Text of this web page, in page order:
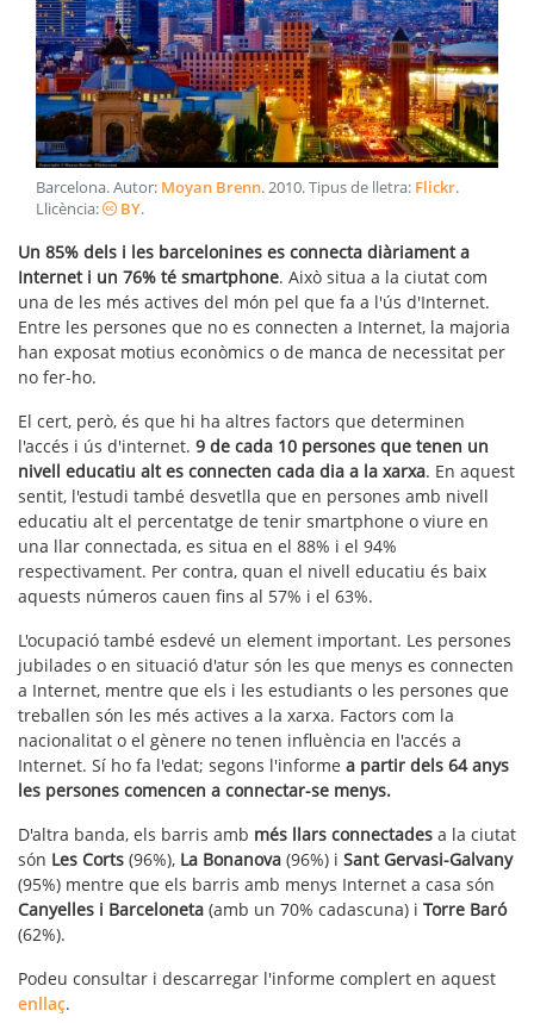
Barcelona. Autor: Moyan Brenn.2010. Tipus de lletra: Flickr.
Llicència:
BY.
Un 85% dels i les barcelonines es connecta diàriament a
Internet i un 76% té smartphone. Això situa a la ciutat com
una de les més actives del món pel que fa a l'ús d'Internet.
Entre les persones que no es connecten a Internet, la majoria
han exposat motius econòmics o de manca de necessitat per
no fer-ho.
El cert, però, és que hi ha altres factors que determinen
l'accés i ús d'internet. 9 de cada 10 persones que tenen un
nivell educatiu alt es connecten cada dia a la xarxa. En aquest
sentit, l'estudi també desvetlla que en persones amb nivell
educatiu alt el percentatge de tenir smartphone o viure en
una llar connectada, es situa en el 88% i el 94%
respectivament. Per contra, quan el nivell educatiu és baix
aquests números cauen fins al 57% i el 63%.
L'ocupació també esdevé un element important. Les persones
jubilades o en situació d'atur són les que menys es connecten
a Internet, mentre que els i les estudiants o les persones que
treballen són les més actives a la xarxa. Factors com la
nacionalitat o el gènere no tenen influència en l'accés a
Internet. Sí ho fa l'edat; segons l'informe a partir dels 64 anys
les persones comencen a connectar-se menys.
D'altra banda, els barris amb més llars connectades a la ciutat
són Les Corts (96%), La Bonanova (96%) i Sant Gervasi-Galvany
(95%) mentre que els barris amb menys Internet a casa són
Canyelles i Barceloneta (amb un 70% cadascuna) i Torre Baró
(62%).
Podeu consultar i descarregar l'informe complert en aquest
enllaç.